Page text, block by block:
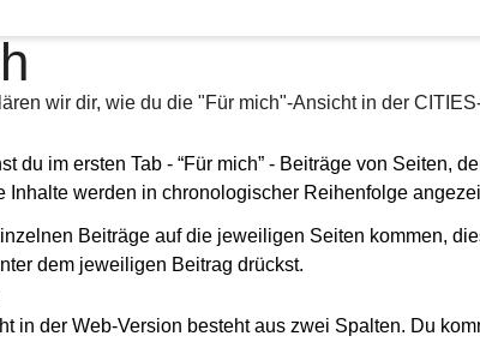
wir dir, wie du die "Für mich"-Ansicht in der
du im ersten Tab - “Für mich” - Beiträge von Seiten,
Inhalte werden in chronologischer Reihenfolge
Beiträge auf die jeweiligen Seiten kommen,
dem jeweiligen Beitrag drückst.
in der Web-Version besteht aus zwei Spalten. Du